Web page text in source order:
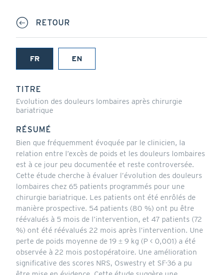
RETOUR
FR
(onglet
EN
TITRE
Evolution des douleurs lombaires après chirurgie
bariatrique
RÉSUMÉ
Bien que fréquemment évoquée par le clinicien, la
relation entre l’excès de poids et les douleurs lombaires
est à ce jour peu documentée et reste controversée.
Cette étude cherche à évaluer l’évolution des douleurs
lombaires chez 65 patients programmés pour une
chirurgie bariatrique. Les patients ont été enrôlés de
manière prospective. 54 patients (80 %) ont pu être
réévalués à 5 mois de l’intervention, et 47 patients (72
%) ont été réévalués 22 mois après l’intervention. Une
perte de poids moyenne de 19 ± 9 kg (P < 0,001) a été
observée à 22 mois postopératoire. Une amélioration
significative des scores NRS, Oswestry et SF-36 a pu